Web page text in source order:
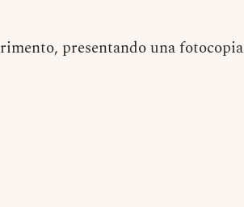
presentando una fotocopia